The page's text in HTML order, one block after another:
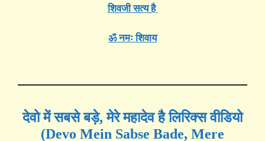
शिवजी सत्य है
ॐ नमः शिवाय
देवो में सबसे बड़े, मेरे महादेव है लिरिक्स वीडियो
(Devo Mein Sabse Bade, Mere